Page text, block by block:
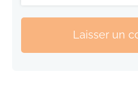
Laisser un